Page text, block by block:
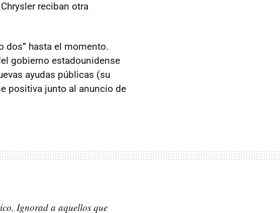
reciban otra
dos” hasta el momento.
gobierno estadounidense
ayudas públicas (su
positiva junto al anuncio de
Ignorad a aquellos que